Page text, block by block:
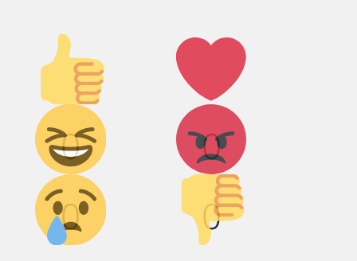
Палец
вверх!
0
Лайк!
0
Дикий
смех!
0
Агрессия!
0
Грусть :(
Палец
вниз!